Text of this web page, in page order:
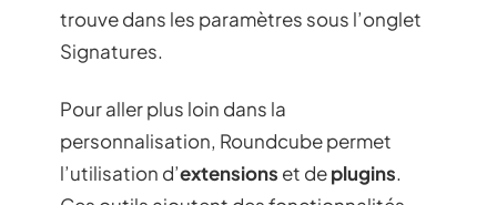
trouve dans les paramètres sous l’onglet
Signatures.
Pour aller plus loin dans la
personnalisation, Roundcube permet
l’utilisation d’extensions et deplugins.